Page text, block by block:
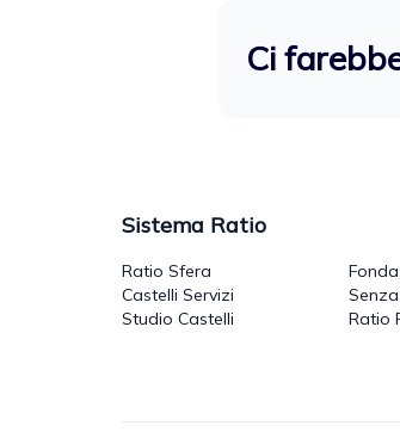
Ci
Sistema Ratio
Ratio Sfera
Castelli Servizi
Studio Castelli
Ratio